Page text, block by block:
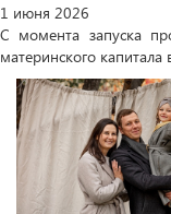
1 июня 2026
С момента запуска
материнского